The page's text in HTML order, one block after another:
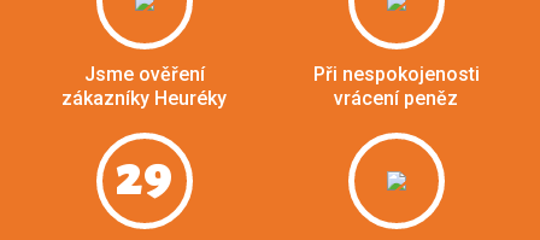
Jsme ověření
zákazníky Heuréky
Při nespokojenosti
vrácení peněz
29